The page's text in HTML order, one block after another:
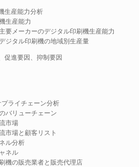
生産能力分析
生産能力
要メーカーのデジタル印刷機生産能力
ジタル印刷機の地域別生産量
促進要因、抑制要因
ライチェーン分析
バリューチェーン
市場
市場と顧客リスト
ル分析
ネル
の販売業者と販売代理店